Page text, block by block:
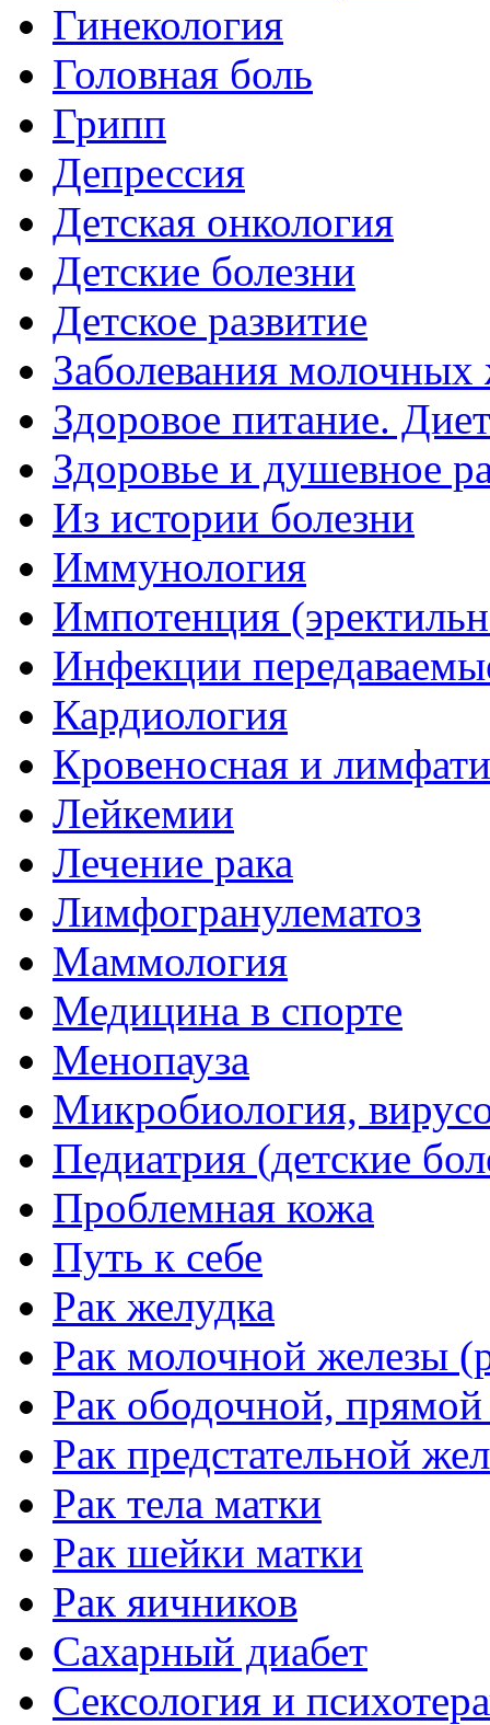
Гинекология
Головная боль
Грипп
Депрессия
Детская онкология
Детские болезни
Детское развитие
Заболевания молочных
Здоровое питание.
Здоровье и душевное
Из истории болезни
Иммунология
Импотенция
Инфекции
Кардиология
Кровеносная и
Лейкемии
Лечение рака
Лимфогранулематоз
Маммология
Медицина в спорте
Менопауза
Микробиология,
Педиатрия (детские
Проблемная кожа
Путь к себе
Рак желудка
Рак молочной железы
Рак ободочной,
Рак предстательной
Рак тела матки
Рак шейки матки
Рак яичников
Сахарный диабет
Сексология и